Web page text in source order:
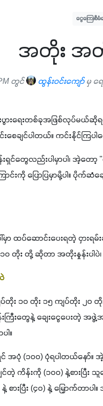
ငွေကြေးစီမံ
အတိုး အ
တွင် ထွန်းဝင်းကျော်မှ ရေ
းပွားရေးတစ်ခုအဖြစ်လုပ်မ
ေချင်ပါတယ်။ ကင်းနိုင်ကြပါစ
တွေလည်းပါမှာပါ၊ အဲ့တော့
ကို ပြောပြမှာမို့ပါ။ ပိုက်ဆံ
ပ်ဆောင်းပေးရတဲ့ ငှားရမ်း
တိုး တို့ ဆိုတာ အတိုးနှုန်းပါပဲ၊
တိုး ၁၀ တိုး ၁၅ ကျပ်တိုး
ကြီးတွေနဲ့ ချေးငွေပေးတဲ့
။
အပုံ (၁၀၀) ပုံရပါတယ်နော်။
းကို (၁၀၀) နဲ့စားပြီး သူပြ
ားပြီး (၄၀) နဲ့ မြှောက်တာပ